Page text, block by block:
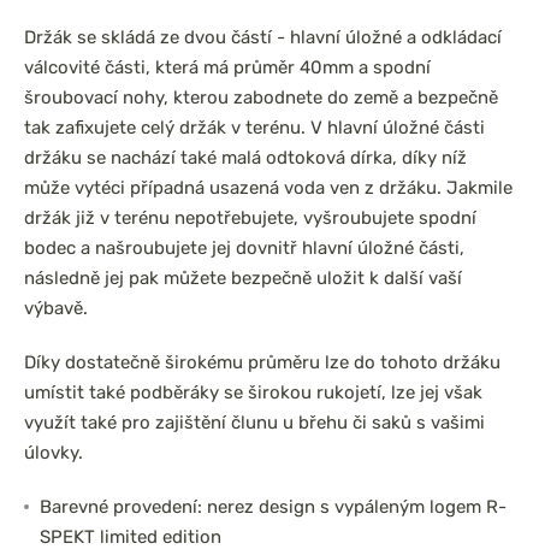
Držák se skládá ze dvou částí - hlavní úložné a odkládací
válcovité části, která má průměr 40mm a spodní
šroubovací nohy, kterou zabodnete do země a bezpečně
tak zafixujete celý držák v terénu. V hlavní úložné části
držáku se nachází také malá odtoková dírka, díky níž
může vytéci případná usazená voda ven z držáku. Jakmile
držák již v terénu nepotřebujete, vyšroubujete spodní
bodec a našroubujete jej dovnitř hlavní úložné části,
následně jej pak můžete bezpečně uložit k další vaší
výbavě.
Díky dostatečně širokému průměru lze do tohoto držáku
umístit také podběráky se širokou rukojetí, lze jej však
využít také pro zajištění člunu u břehu či saků s vašimi
úlovky.
Barevné provedení: nerez design s vypáleným logem R-
SPEKT limited edition